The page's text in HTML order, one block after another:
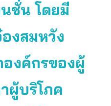
ชั่น โดยมี
งสมหวัง
องค์กรของผู้
ผู้บริโภค